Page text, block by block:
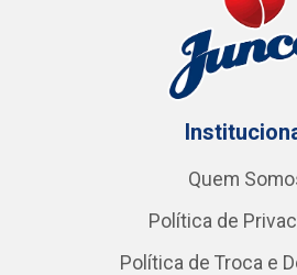
Quem
Política de
Política de Troca e